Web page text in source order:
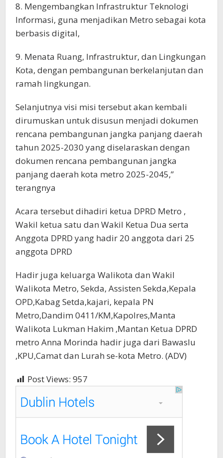
8. Mengembangkan Infrastruktur Teknologi
Informasi, guna menjadikan Metro sebagai kota
berbasis digital,
9. Menata Ruang, Infrastruktur, dan Lingkungan
Kota, dengan pembangunan berkelanjutan dan
ramah lingkungan.
Selanjutnya visi misi tersebut akan kembali
dirumuskan untuk disusun menjadi dokumen
rencana pembangunan jangka panjang daerah
tahun 2025-2030 yang diselaraskan dengan
dokumen rencana pembangunan jangka
panjang daerah kota metro 2025-2045,”
terangnya
Acara tersebut dihadiri ketua DPRD Metro ,
Wakil ketua satu dan Wakil Ketua Dua serta
Anggota DPRD yang hadir 20 anggota dari 25
anggota DPRD
Hadir juga keluarga Walikota dan Wakil
Walikota Metro, Sekda, Assisten Sekda,Kepala
OPD,Kabag Setda,kajari, kepala PN
Metro,Dandim 0411/KM,Kapolres,Manta
Walikota Lukman Hakim ,Mantan Ketua DPRD
metro Anna Morinda hadir juga dari Bawaslu
,KPU,Camat dan Lurah se-kota Metro. (ADV)
Post Views: 957